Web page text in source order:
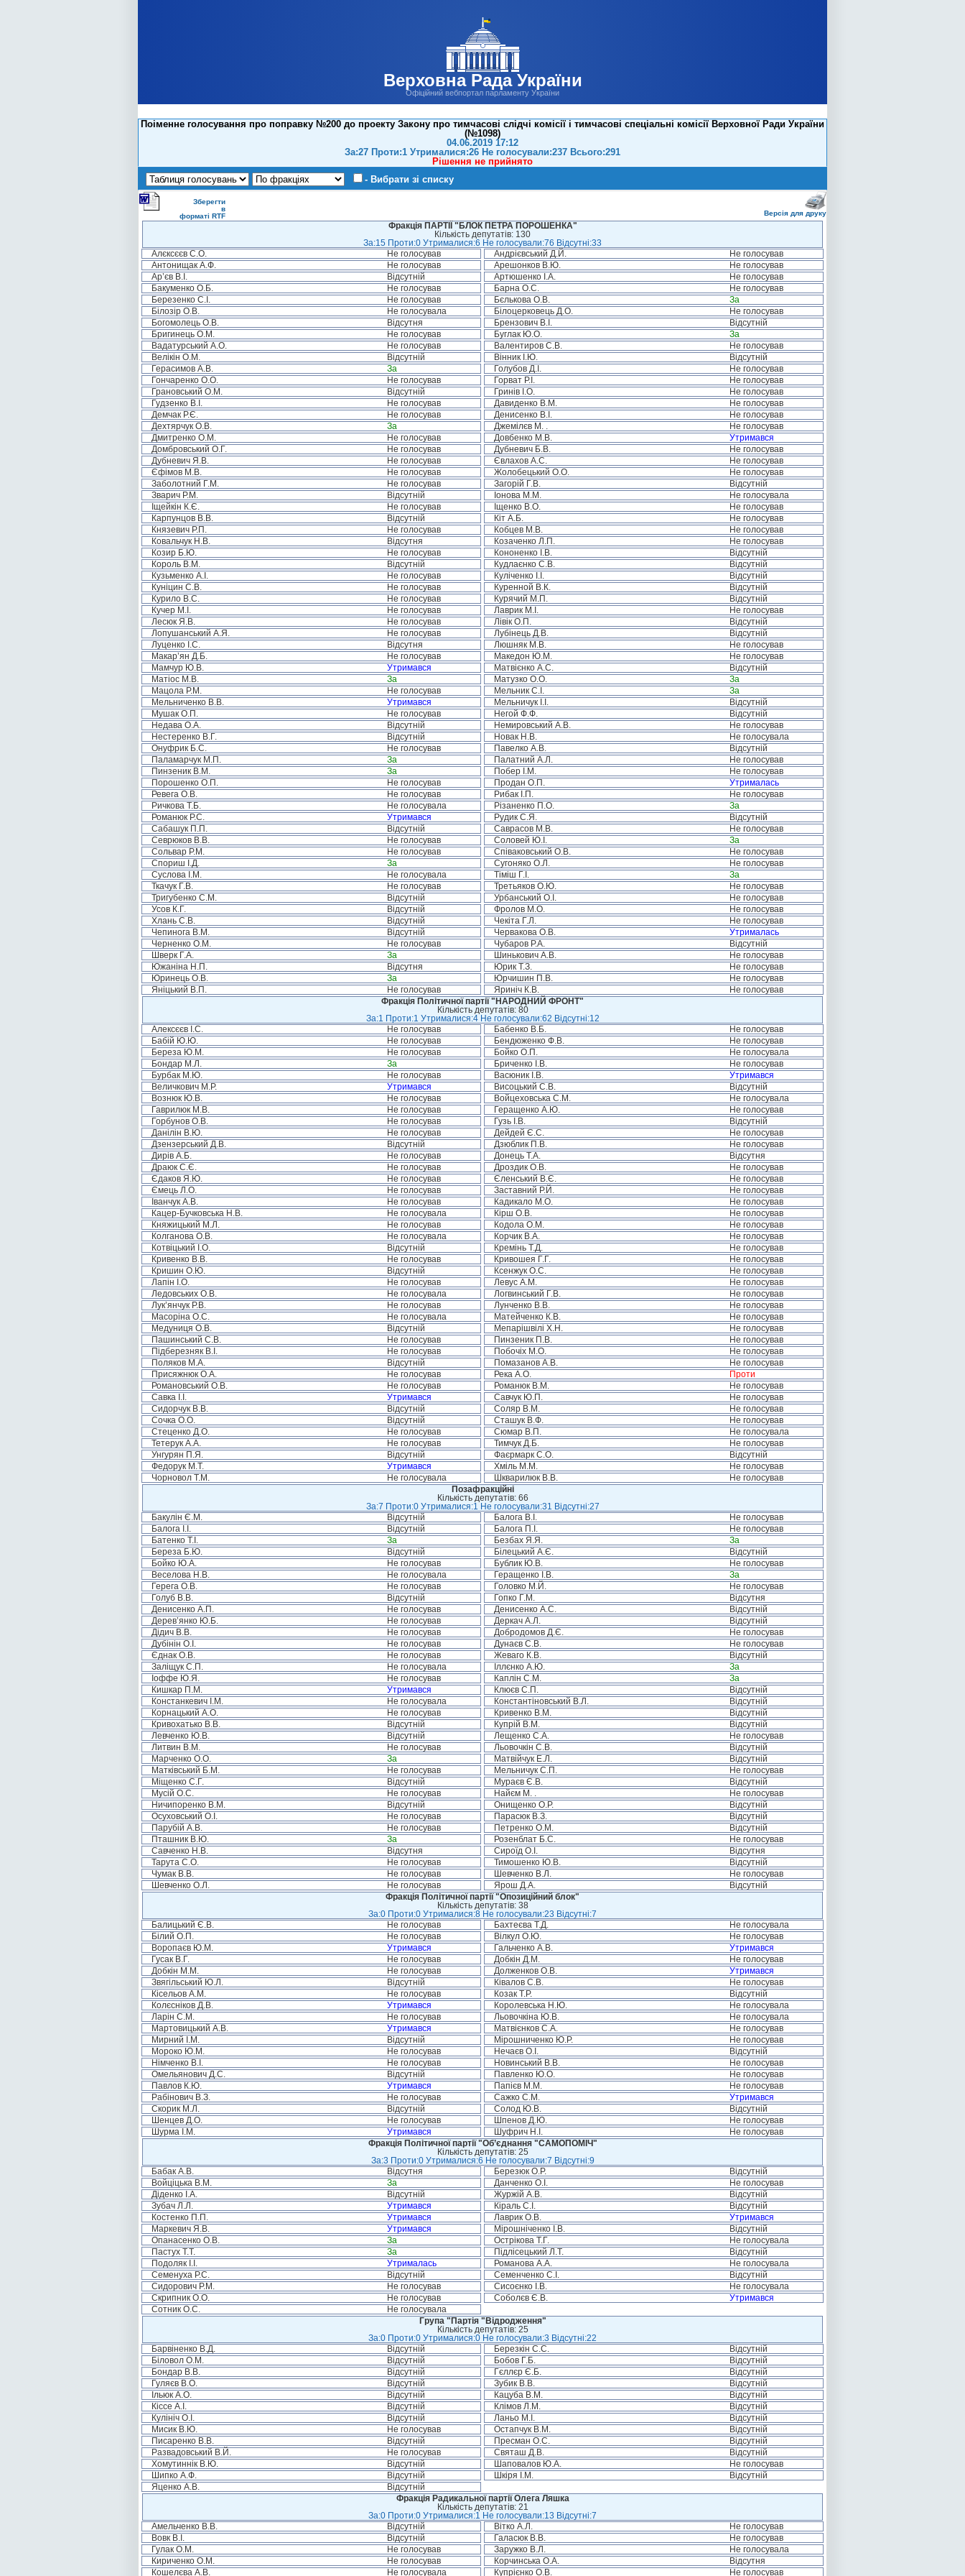
Верховна Рада України
Офіційний вебпортал парламенту України
Поіменне голосування про поправку №200 до проекту Закону про тимчасові слідчі комісії і тимчасові спеціальні комісії Верховної Ради України
(№1098)
04.06.2019 17:12
За:27 Проти:1 Утрималися:26 Не голосували:237 Всього:291
Рішення не прийнято
- Вибрати зі списку
Зберегти
в
форматі RTF
Версія для друку
Фракція ПАРТІЇ "БЛОК ПЕТРА ПОРОШЕНКА"
Кількість депутатів: 130
За:15 Проти:0 Утрималися:6 Не голосували:76 Відсутні:33
Алєксєєв С.О.
Не голосував Андрієвський Д.Й.
Не голосував
Антонищак А.Ф.
Не голосував Арешонков В.Ю.
Не голосував
Ар’єв В.І.
Відсутній Артюшенко І.А.
Не голосував
Бакуменко О.Б.
Не голосував Барна О.С.
Не голосував
Березенко С.І.
Не голосував Бєлькова О.В.
За
Білозір О.В.
Не голосувала Білоцерковець Д.О.
Не голосував
Богомолець О.В.
Відсутня Брензович В.І.
Відсутній
Бригинець О.М.
Не голосував Буглак Ю.О.
За
Вадатурський А.О.
Не голосував Валентиров С.В.
Не голосував
Велікін О.М.
Відсутній Вінник І.Ю.
Відсутній
Герасимов А.В.
За Голубов Д.І.
Не голосував
Гончаренко О.О.
Не голосував Горват Р.І.
Не голосував
Грановський О.М.
Відсутній Гринів І.О.
Не голосував
Гудзенко В.І.
Не голосував Давиденко В.М.
Не голосував
Демчак Р.Є.
Не голосував Денисенко В.І.
Не голосував
Дехтярчук О.В.
За Джемілєв М. .
Не голосував
Дмитренко О.М.
Не голосував Довбенко М.В.
Утримався
Домбровський О.Г.
Не голосував Дубневич Б.В.
Не голосував
Дубневич Я.В.
Не голосував Євлахов А.С.
Не голосував
Єфімов М.В.
Не голосував Жолобецький О.О.
Не голосував
Заболотний Г.М.
Не голосував Загорій Г.В.
Відсутній
Зварич Р.М.
Відсутній Іонова М.М.
Не голосувала
Іщейкін К.Є.
Не голосував Іщенко В.О.
Не голосував
Карпунцов В.В.
Відсутній Кіт А.Б.
Не голосував
Князевич Р.П.
Не голосував Кобцев М.В.
Не голосував
Ковальчук Н.В.
Відсутня Козаченко Л.П.
Не голосував
Козир Б.Ю.
Не голосував Кононенко І.В.
Відсутній
Король В.М.
Відсутній Кудлаєнко С.В.
Відсутній
Кузьменко А.І.
Не голосував Куліченко І.І.
Відсутній
Куніцин С.В.
Не голосував Куренной В.К.
Відсутній
Курило В.С.
Не голосував Курячий М.П.
Відсутній
Кучер М.І.
Не голосував Лаврик М.І.
Не голосував
Лесюк Я.В.
Не голосував Лівік О.П.
Відсутній
Лопушанський А.Я.
Не голосував Лубінець Д.В.
Відсутній
Луценко І.С.
Відсутня Люшняк М.В.
Не голосував
Макар’ян Д.Б.
Не голосував Македон Ю.М.
Не голосував
Мамчур Ю.В.
Утримався Матвієнко А.С.
Відсутній
Матіос М.В.
За Матузко О.О.
За
Мацола Р.М.
Не голосував Мельник С.І.
За
Мельниченко В.В.
Утримався Мельничук І.І.
Відсутній
Мушак О.П.
Не голосував Негой Ф.Ф.
Відсутній
Недава О.А.
Відсутній Немировський А.В.
Не голосував
Нестеренко В.Г.
Відсутній Новак Н.В.
Не голосувала
Онуфрик Б.С.
Не голосував Павелко А.В.
Відсутній
Паламарчук М.П.
За Палатний А.Л.
Не голосував
Пинзеник В.М.
За Побер І.М.
Не голосував
Порошенко О.П.
Не голосував Продан О.П.
Утрималась
Ревега О.В.
Не голосував Рибак І.П.
Не голосував
Ричкова Т.Б.
Не голосувала Різаненко П.О.
За
Романюк Р.С.
Утримався Рудик С.Я.
Відсутній
Сабашук П.П.
Відсутній Саврасов М.В.
Не голосував
Севрюков В.В.
Не голосував Соловей Ю.І.
За
Сольвар Р.М.
Не голосував Співаковський О.В.
Не голосував
Спориш І.Д.
За Сугоняко О.Л.
Не голосував
Суслова І.М.
Не голосувала Тіміш Г.І.
За
Ткачук Г.В.
Не голосував Третьяков О.Ю.
Не голосував
Тригубенко С.М.
Відсутній Урбанський О.І.
Не голосував
Усов К.Г.
Відсутній Фролов М.О.
Не голосував
Хлань С.В.
Відсутній Чекіта Г.Л.
Не голосував
Чепинога В.М.
Відсутній Червакова О.В.
Утрималась
Черненко О.М.
Не голосував Чубаров Р.А.
Відсутній
Шверк Г.А.
За Шинькович А.В.
Не голосував
Южаніна Н.П.
Відсутня Юрик Т.З.
Не голосував
Юринець О.В.
За Юрчишин П.В.
Не голосував
Яніцький В.П.
Не голосував Яриніч К.В.
Не голосував
Фракція Політичної партії "НАРОДНИЙ ФРОНТ"
Кількість депутатів: 80
За:1 Проти:1 Утрималися:4 Не голосували:62 Відсутні:12
Алексєєв І.С.
Не голосував Бабенко В.Б.
Не голосував
Бабій Ю.Ю.
Не голосував Бендюженко Ф.В.
Не голосував
Береза Ю.М.
Не голосував Бойко О.П.
Не голосувала
Бондар М.Л.
За Бриченко І.В.
Не голосував
Бурбак М.Ю.
Не голосував Васюник І.В.
Утримався
Величкович М.Р.
Утримався Висоцький С.В.
Відсутній
Вознюк Ю.В.
Не голосував Войцеховська С.М.
Не голосувала
Гаврилюк М.В.
Не голосував Геращенко А.Ю.
Не голосував
Горбунов О.В.
Не голосував Гузь І.В.
Відсутній
Данілін В.Ю.
Не голосував Дейдей Є.С.
Не голосував
Дзензерський Д.В.
Відсутній Дзюблик П.В.
Не голосував
Дирів А.Б.
Не голосував Донець Т.А.
Відсутня
Драюк С.Є.
Не голосував Дроздик О.В.
Не голосував
Єдаков Я.Ю.
Не голосував Єленський В.Є.
Не голосував
Ємець Л.О.
Не голосував Заставний Р.Й.
Не голосував
Іванчук А.В.
Не голосував Кадикало М.О.
Не голосував
Кацер-Бучковська Н.В.
Не голосувала Кірш О.В.
Не голосував
Княжицький М.Л.
Не голосував Кодола О.М.
Не голосував
Колганова О.В.
Не голосувала Корчик В.А.
Не голосував
Котвіцький І.О.
Відсутній Кремінь Т.Д.
Не голосував
Кривенко В.В.
Не голосував Кривошея Г.Г.
Не голосував
Кришин О.Ю.
Відсутній Ксенжук О.С.
Не голосував
Лапін І.О.
Не голосував Левус А.М.
Не голосував
Ледовських О.В.
Не голосувала Логвинський Г.В.
Не голосував
Лук’янчук Р.В.
Не голосував Лунченко В.В.
Не голосував
Масоріна О.С.
Не голосувала Матейченко К.В.
Не голосував
Медуниця О.В.
Відсутній Мепарішвілі Х.Н.
Не голосував
Пашинський С.В.
Не голосував Пинзеник П.В.
Не голосував
Підберезняк В.І.
Не голосував Побочіх М.О.
Не голосував
Поляков М.А.
Відсутній Помазанов А.В.
Не голосував
Присяжнюк О.А.
Не голосував Река А.О.
Проти
Романовський О.В.
Не голосував Романюк В.М.
Не голосував
Савка І.І.
Утримався Савчук Ю.П.
Не голосував
Сидорчук В.В.
Відсутній Соляр В.М.
Не голосував
Сочка О.О.
Відсутній Сташук В.Ф.
Не голосував
Стеценко Д.О.
Не голосував Сюмар В.П.
Не голосувала
Тетерук А.А.
Не голосував Тимчук Д.Б.
Не голосував
Унгурян П.Я.
Відсутній Фаєрмарк С.О.
Відсутній
Федорук М.Т.
Утримався Хміль М.М.
Не голосував
Чорновол Т.М.
Не голосувала Шкварилюк В.В.
Не голосував
Позафракційні
Кількість депутатів: 66
За:7 Проти:0 Утрималися:1 Не голосували:31 Відсутні:27
Бакулін Є.М.
Відсутній Балога В.І.
Не голосував
Балога І.І.
Відсутній Балога П.І.
Не голосував
Батенко Т.І.
За Безбах Я.Я.
За
Береза Б.Ю.
Відсутній Білецький А.Є.
Відсутній
Бойко Ю.А.
Не голосував Бублик Ю.В.
Не голосував
Веселова Н.В.
Не голосувала Геращенко І.В.
За
Герега О.В.
Не голосував Головко М.Й.
Не голосував
Голуб В.В.
Відсутній Гопко Г.М.
Відсутня
Денисенко А.П.
Не голосував Денисенко А.С.
Відсутній
Дерев’янко Ю.Б.
Не голосував Деркач А.Л.
Відсутній
Дідич В.В.
Не голосував Добродомов Д.Є.
Не голосував
Дубінін О.І.
Не голосував Дунаєв С.В.
Не голосував
Єднак О.В.
Не голосував Жеваго К.В.
Відсутній
Заліщук С.П.
Не голосувала Іллєнко А.Ю.
За
Іоффе Ю.Я.
Не голосував Каплін С.М.
За
Кишкар П.М.
Утримався Клюєв С.П.
Відсутній
Констанкевич І.М.
Не голосувала Константіновський В.Л.
Відсутній
Корнацький А.О.
Не голосував Кривенко В.М.
Відсутній
Кривохатько В.В.
Відсутній Купрій В.М.
Відсутній
Левченко Ю.В.
Відсутній Лещенко С.А.
Не голосував
Литвин В.М.
Не голосував Льовочкін С.В.
Відсутній
Марченко О.О.
За Матвійчук Е.Л.
Відсутній
Матківський Б.М.
Не голосував Мельничук С.П.
Не голосував
Міщенко С.Г.
Відсутній Мураєв Є.В.
Відсутній
Мусій О.С.
Не голосував Найєм М. .
Не голосував
Ничипоренко В.М.
Відсутній Онищенко О.Р.
Відсутній
Осуховський О.І.
Не голосував Парасюк В.З.
Відсутній
Парубій А.В.
Не голосував Петренко О.М.
Відсутній
Пташник В.Ю.
За Розенблат Б.С.
Не голосував
Савченко Н.В.
Відсутня Сироїд О.І.
Відсутня
Тарута С.О.
Не голосував Тимошенко Ю.В.
Відсутній
Чумак В.В.
Не голосував Шевченко В.Л.
Не голосував
Шевченко О.Л.
Не голосував Ярош Д.А.
Відсутній
Фракція Політичної партії "Опозиційний блок"
Кількість депутатів: 38
За:0 Проти:0 Утрималися:8 Не голосували:23 Відсутні:7
Балицький Є.В.
Не голосував Бахтеєва Т.Д.
Не голосувала
Білий О.П.
Не голосував Вілкул О.Ю.
Не голосував
Воропаєв Ю.М.
Утримався Гальченко А.В.
Утримався
Гусак В.Г.
Не голосував Добкін Д.М.
Не голосував
Добкін М.М.
Не голосував Долженков О.В.
Утримався
Звягільський Ю.Л.
Відсутній Ківалов С.В.
Не голосував
Кісельов А.М.
Не голосував Козак Т.Р.
Відсутній
Колєсніков Д.В.
Утримався Королевська Н.Ю.
Не голосувала
Ларін С.М.
Не голосував Льовочкіна Ю.В.
Не голосувала
Мартовицький А.В.
Утримався Матвієнков С.А.
Не голосував
Мирний І.М.
Відсутній Мірошниченко Ю.Р.
Не голосував
Мороко Ю.М.
Не голосував Нечаєв О.І.
Відсутній
Німченко В.І.
Не голосував Новинський В.В.
Не голосував
Омельянович Д.С.
Відсутній Павленко Ю.О.
Не голосував
Павлов К.Ю.
Утримався Папієв М.М.
Не голосував
Рабінович В.З.
Не голосував Сажко С.М.
Утримався
Скорик М.Л.
Відсутній Солод Ю.В.
Відсутній
Шенцев Д.О.
Не голосував Шпенов Д.Ю.
Не голосував
Шурма І.М.
Утримався Шуфрич Н.І.
Не голосував
Фракція Політичної партії "Об’єднання "САМОПОМІЧ"
Кількість депутатів: 25
За:3 Проти:0 Утрималися:6 Не голосували:7 Відсутні:9
Бабак А.В.
Відсутня Березюк О.Р.
Відсутній
Войціцька В.М.
За Данченко О.І.
Не голосував
Діденко І.А.
Відсутній Журжій А.В.
Відсутній
Зубач Л.Л.
Утримався Кіраль С.І.
Відсутній
Костенко П.П.
Утримався Лаврик О.В.
Утримався
Маркевич Я.В.
Утримався Мірошніченко І.В.
Відсутній
Опанасенко О.В.
За Острікова Т.Г.
Не голосувала
Пастух Т.Т.
За Підлісецький Л.Т.
Відсутній
Подоляк І.І.
Утрималась Романова А.А.
Не голосувала
Семенуха Р.С.
Відсутній Семенченко С.І.
Відсутній
Сидорович Р.М.
Не голосував Сисоєнко І.В.
Не голосувала
Скрипник О.О.
Не голосував Соболєв Є.В.
Утримався
Сотник О.С.
Не голосувала
Група "Партія "Відродження"
Кількість депутатів: 25
За:0 Проти:0 Утрималися:0 Не голосували:3 Відсутні:22
Барвіненко В.Д.
Відсутній Березкін С.С.
Відсутній
Біловол О.М.
Відсутній Бобов Г.Б.
Відсутній
Бондар В.В.
Відсутній Гєллєр Є.Б.
Відсутній
Гуляєв В.О.
Відсутній Зубик В.В.
Відсутній
Ільюк А.О.
Відсутній Кацуба В.М.
Відсутній
Кіссе А.І.
Відсутній Клімов Л.М.
Відсутній
Кулініч О.І.
Відсутній Ланьо М.І.
Відсутній
Мисик В.Ю.
Не голосував Остапчук В.М.
Відсутній
Писаренко В.В.
Відсутній Пресман О.С.
Відсутній
Развадовський В.Й.
Не голосував Святаш Д.В.
Відсутній
Хомутиннік В.Ю.
Відсутній Шаповалов Ю.А.
Не голосував
Шипко А.Ф.
Відсутній Шкіря І.М.
Відсутній
Яценко А.В.
Відсутній
Фракція Радикальної партії Олега Ляшка
Кількість депутатів: 21
За:0 Проти:0 Утрималися:1 Не голосували:13 Відсутні:7
Амельченко В.В.
Відсутній Вітко А.Л.
Не голосував
Вовк В.І.
Відсутній Галасюк В.В.
Не голосував
Гулак О.М.
Не голосував Заружко В.Л.
Не голосувала
Кириченко О.М.
Не голосував Корчинська О.А.
Відсутня
Кошелєва А.В.
Не голосувала Купрієнко О.В. Не голосував